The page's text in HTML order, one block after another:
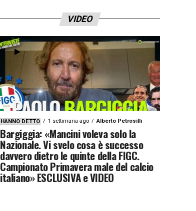
VIDEO
HANNO DETTO 1 settimana ago Alberto Petrosilli
Bargiggia: «Mancini voleva solo la
Nazionale. Vi svelo cosa è successo
davvero dietro le quinte della FIGC.
Campionato Primavera male del calcio
italiano» ESCLUSIVA e VIDEO